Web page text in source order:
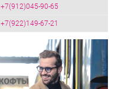
+7(912)045-90-65
+7(922)149-67-21